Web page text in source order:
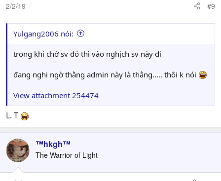
2/2/19 #9
Yulgang2006 nói:
trong khi chờ sv đó thì vào nghịch sv này đi
đang nghi ngờ thằng admin này là thằng..... thôi k nói
View attachment 254474
L. T
™hkgh™
The Warrior of Light